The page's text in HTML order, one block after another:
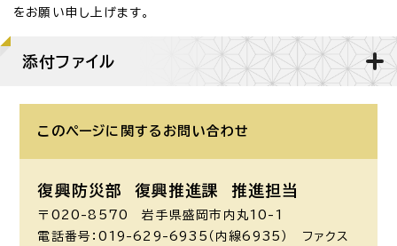
をお願い申し上げます。
添付ファイル
このページに関する お問い合わせ
復興防災部 復興推進課 推進担当
〒020-8570 岩手県盛岡市内丸10-1
電話番号：019-629-6935（内線6935） ファクス